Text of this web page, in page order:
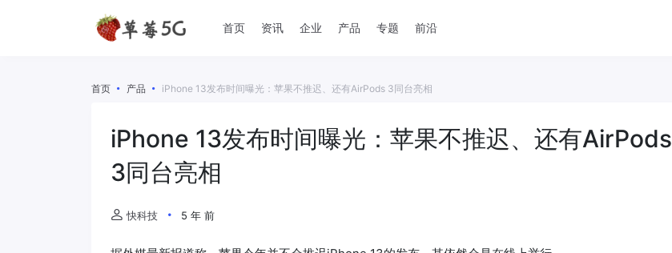
首页 资讯 企业 产品 专题 前沿
首页 产品 iPhone 13发布时间曝光：苹果不推迟、还有AirPods 3同台亮相
iPhone 13发布时间曝光：苹果不推迟、还有AirPods
3同台亮相
快科技 5 年 前